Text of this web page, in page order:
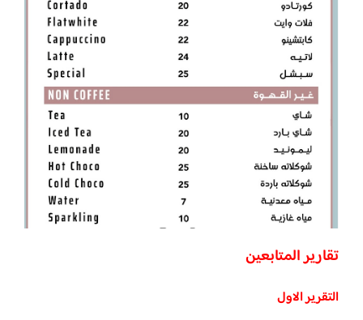
تقارير المتابعين
التقرير الاول